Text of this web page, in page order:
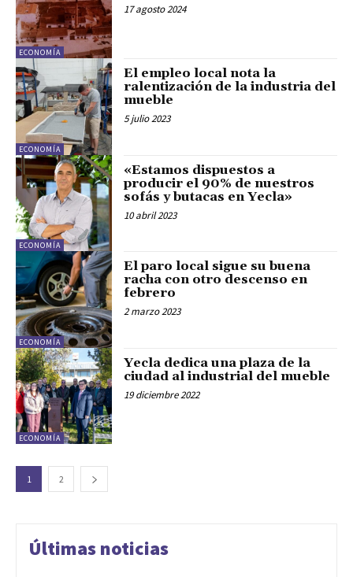
ECONOMÍA
17 agosto 2024
ECONOMÍA
El empleo local nota la
ralentización de la industria del
mueble
5 julio 2023
ECONOMÍA
«Estamos dispuestos a
producir el 90% de nuestros
sofás y butacas en Yecla»
10 abril 2023
ECONOMÍA
El paro local sigue su buena
racha con otro descenso en
febrero
2 marzo 2023
ECONOMÍA
Yecla dedica una plaza de la
ciudad al industrial del mueble
19 diciembre 2022
1 2
Últimas noticias